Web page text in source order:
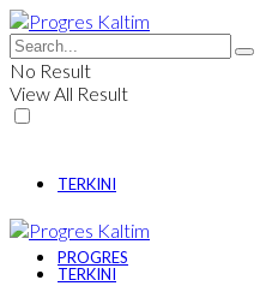
No Result
View All Result
TERKINI
PROGRES
TERKINI